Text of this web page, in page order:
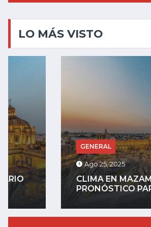
LO MÁS VISTO
GENERAL
Ago 25, 2025
CLIMA EN MAZAMITLA HOY: EL
PRONÓSTICO PARA...